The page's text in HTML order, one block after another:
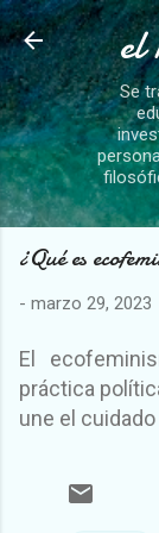
el
Se
¿Qué es
- marzo 29, 2023
El
práctica
une el